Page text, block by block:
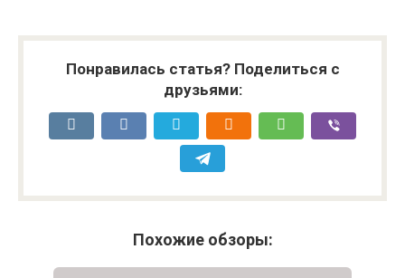
Понравилась статья? Поделиться с
друзьями:
Похожие обзоры: